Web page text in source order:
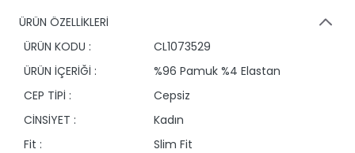
ÜRÜN ÖZELLİKLERİ
ÜRÜN KODU :
CL1073529
ÜRÜN İÇERİĞİ :
%96 Pamuk %4 Elastan
CEP TİPİ :
Cepsiz
CİNSİYET :
Kadın
Fit :
Slim Fit